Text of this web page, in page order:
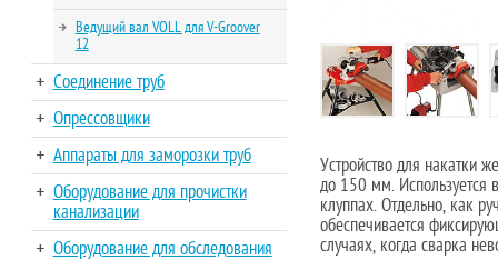
Ведущий вал VOLL для V-Groover
12
Соединение труб
Опрессовщики
Аппараты для заморозки труб
Оборудование для прочистки
канализации
Оборудование для обследования
Устройство для накатки
до 150 мм. Используется
клуппах. Отдельно, как
обеспечивается
случаях, когда сварка